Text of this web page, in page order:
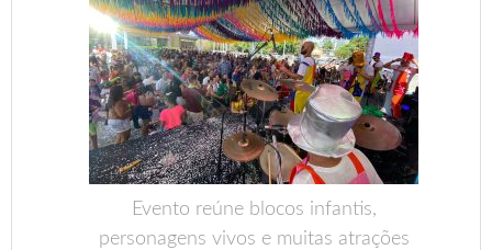
Evento reúne blocos infantis,
personagens vivos e muitas atrações